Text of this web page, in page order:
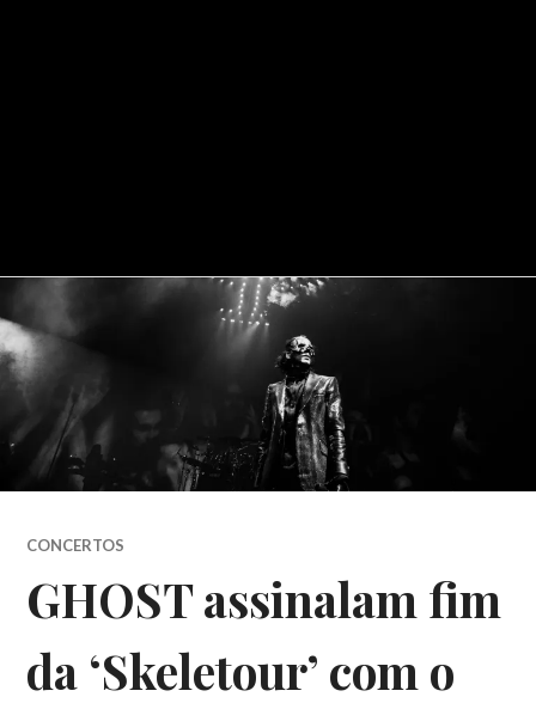
CONCERTOS
GHOST assinalam fim
da ‘Skeletour’ com o